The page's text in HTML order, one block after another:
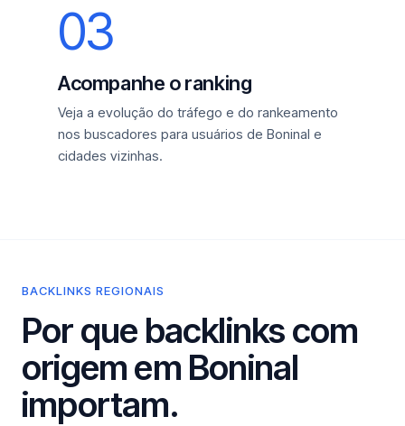
03
Acompanhe o ranking
Veja a evolução do tráfego e do rankeamento
nos buscadores para usuários de Boninal e
cidades vizinhas.
BACKLINKS REGIONAIS
Por que backlinks com
origem em Boninal
importam.